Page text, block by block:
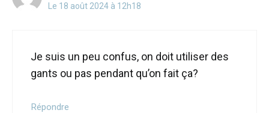
Le 18 août 2024 à 12h18
Je suis un peu confus, on doit utiliser des
gants ou pas pendant qu’on fait ça?
Répondre